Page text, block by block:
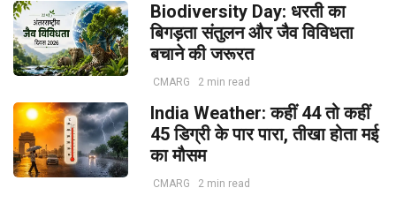
Biodiversity Day: धरती का
बिगड़ता संतुलन और जैव विविधता
बचाने की जरूरत
CMARG 2 min read
India Weather: कहीं 44 तो कहीं
45 डिग्री के पार पारा, तीखा होता मई
का मौसम
CMARG 2 min read